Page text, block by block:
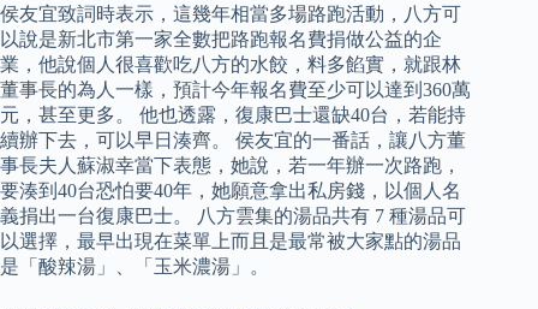
侯友宜致詞時表示，這幾年相當多場路跑活動，八方可
以說是新北市第一家全數把路跑報名費捐做公益的企
業，他說個人很喜歡吃八方的水餃，料多餡實，就跟林
董事長的為人一樣，預計今年報名費至少可以達到360萬
元，甚至更多。 他也透露，復康巴士還缺40台，若能持
續辦下去，可以早日湊齊。 侯友宜的一番話，讓八方董
事長夫人蘇淑幸當下表態，她說，若一年辦一次路跑，
要湊到40台恐怕要40年，她願意拿出私房錢，以個人名
義捐出一台復康巴士。 八方雲集的湯品共有 7 種湯品可
以選擇，最早出現在菜單上而且是最常被大家點的湯品
是「酸辣湯」、「玉米濃湯」。